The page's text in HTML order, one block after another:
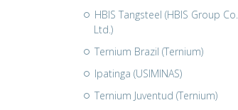
HBIS Tangsteel (HBIS Group Co.
Ltd.)
Ternium Brazil (Ternium)
Ipatinga (USIMINAS)
Ternium Juventud (Ternium)